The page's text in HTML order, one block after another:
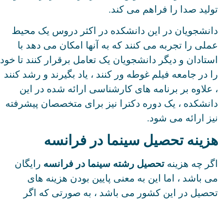
تولید صدا را فراهم می كند.
دانشجویان در این دانشکده در اکثر دروس یک محیط
عملی را تجربه می کنند که به آنها امکان می دهد با
استادان و دیگر دانشجویان یک تعامل برقرار کنند تا خود
را در جامعه فیلم غوطه ور کنند ، یاد بگیرند و رشد کنند
، علاوه بر برنامه های کارشناسی ارائه شده در این
دانشکده ، یک دوره دکترا نیز برای متخصصان پیشرفته
نیز ارائه می شود.
هزینه تحصیل سینما در فرانسه
اگر چه هزینه تحصیل رشته سینما در فرانسه رایگان
می باشد ، اما این به معنی پایین بودن هزینه های
تحصیل در این کشور می باشد ، به صورتی که اگر